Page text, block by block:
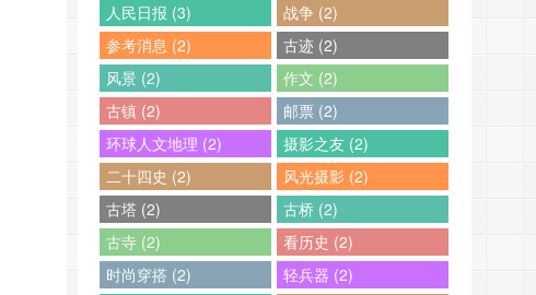
人民日报 (3)
战争 (2)
参考消息 (2)
古迹 (2)
风景 (2)
作文 (2)
古镇 (2)
邮票 (2)
环球人文地理 (2)
摄影之友 (2)
二十四史 (2)
风光摄影 (2)
古塔 (2)
古桥 (2)
古寺 (2)
看历史 (2)
时尚穿搭 (2)
轻兵器 (2)